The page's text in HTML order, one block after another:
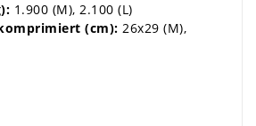
1.900 (M), 2.100 (L)
(cm): 26x29 (M),